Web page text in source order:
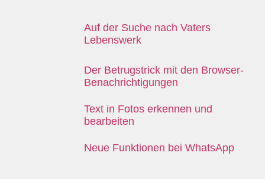
Auf der Suche nach Vaters
Lebenswerk
Der Betrugstrick mit den Browser-
Benachrichtigungen
Text in Fotos erkennen und
bearbeiten
Neue Funktionen bei WhatsApp